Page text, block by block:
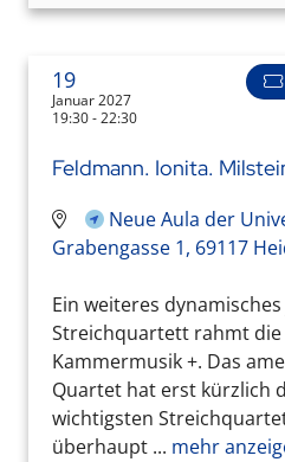
19
Januar 2027
19:30 - 22:30
Feldmann. Ionita.
Neue Aula der
Grabengasse 1, 69117
Ein weiteres
Streichquartett rahmt
Kammermusik +. Das
Quartet hat erst kürzlich
wichtigsten
überhaupt ... mehr